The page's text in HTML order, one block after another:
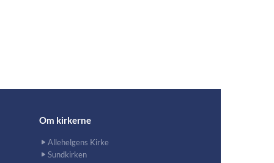
Om kirkerne
Allehelgens Kirke
Sundkirken